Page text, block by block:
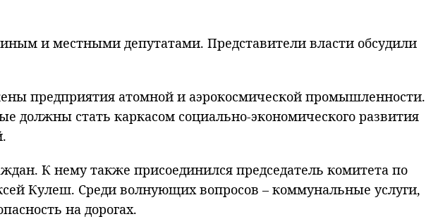
и местными депутатами. Представители власти обсудили
предприятия атомной и аэрокосмической промышленности.
должны стать каркасом социально-экономического развития
К нему также присоединился председатель комитета по
Кулеш. Среди волнующих вопросов – коммунальные услуги,
на дорогах.